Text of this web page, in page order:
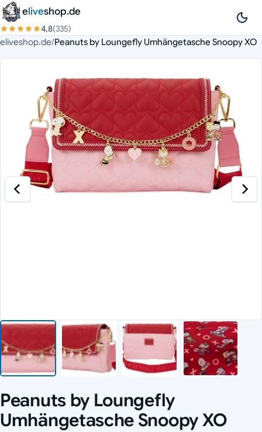
Zum Inhalt springen
eliveshop.de
4,8(335)
eliveshop.de/Peanuts by Loungefly Umhängetasche Snoopy XO
Peanuts by Loungefly
Umhängetasche Snoopy XO